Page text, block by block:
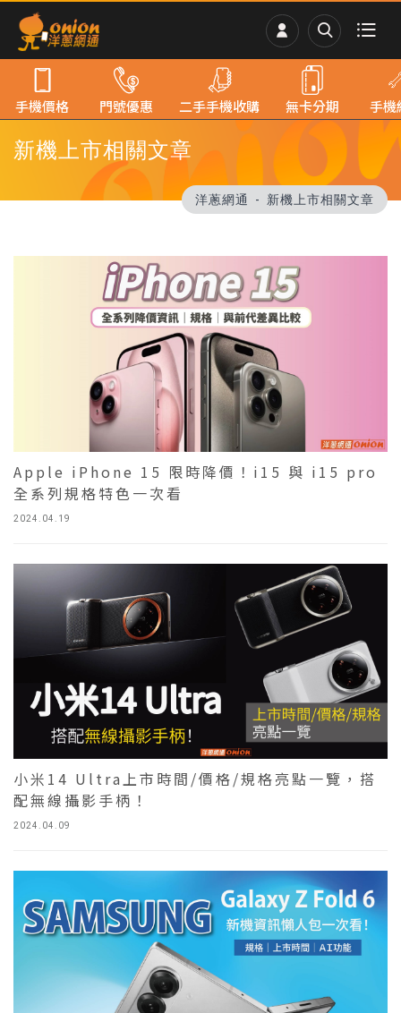
新機上市相關文章
洋蔥網通 新機上市相關文章
2024.04.19
Apple iPhone 15 限時降價！i15 與 i15 pro
全系列規格特色一次看
2024.04.09
小米14 Ultra上市時間/價格/規格亮點一覽，搭
配無線攝影手柄！
手機價格 門號優惠 二手手機收購 無卡分期 手機